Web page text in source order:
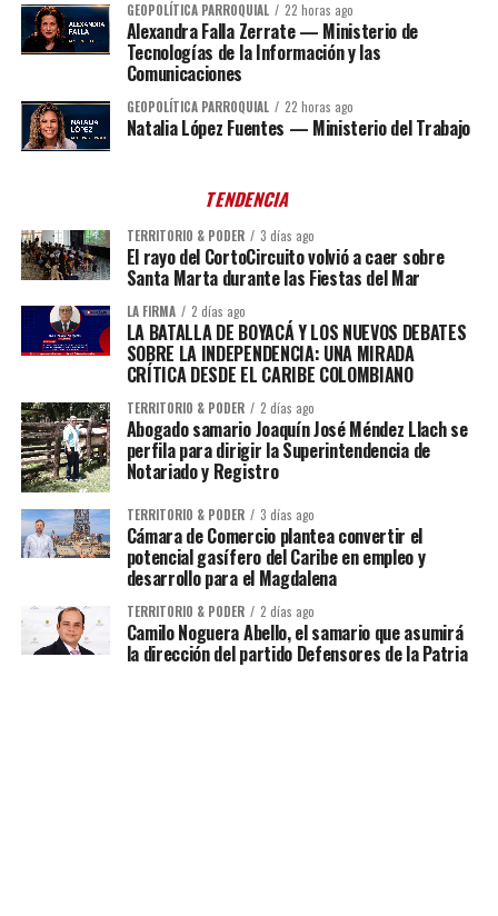
GEOPOLÍTICA PARROQUIAL 22 horas ago
Alexandra Falla Zerrate — Ministerio de
Tecnologías de la Información y las
Comunicaciones
GEOPOLÍTICA PARROQUIAL 22 horas ago
Natalia López Fuentes — Ministerio del Trabajo
TENDENCIA
TERRITORIO & PODER 3 días ago
El rayo del CortoCircuito volvió a caer sobre
Santa Marta durante las Fiestas del Mar
LA FIRMA 2 días ago
LA BATALLA DE BOYACÁ Y LOS NUEVOS DEBATES
SOBRE LA INDEPENDENCIA: UNA MIRADA
CRÍTICA DESDE EL CARIBE COLOMBIANO
TERRITORIO & PODER 2 días ago
Abogado samario Joaquín José Méndez Llach se
perfila para dirigir la Superintendencia de
Notariado y Registro
TERRITORIO & PODER 3 días ago
Cámara de Comercio plantea convertir el
potencial gasífero del Caribe en empleo y
desarrollo para el Magdalena
TERRITORIO & PODER 2 días ago
Camilo Noguera Abello, el samario que asumirá
la dirección del partido Defensores de la Patria